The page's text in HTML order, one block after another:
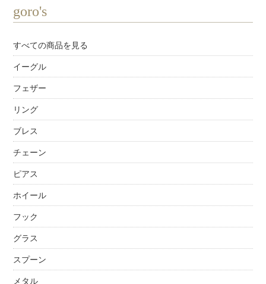
goro's
すべての商品を見る
イーグル
フェザー
リング
ブレス
チェーン
ピアス
ホイール
フック
グラス
スプーン
メタル